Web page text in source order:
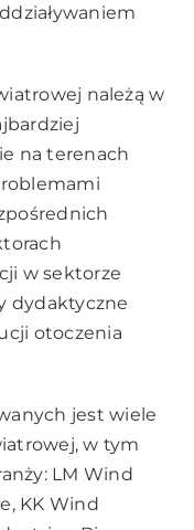
należą w
na terenach
w sektorze
dydaktyczne
otoczenia
jest wiele
w tym
LM Wind
KK Wind